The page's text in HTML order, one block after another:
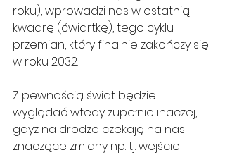
roku), wprowadzi nas w ostatnią
kwadrę (ćwiartkę), tego cyklu
przemian, który finalnie zakończy się
w roku 2032.
Z pewnością świat będzie
wyglądać wtedy zupełnie inaczej,
gdyż na drodze czekają na nas
znaczące zmiany np. tj. wejście